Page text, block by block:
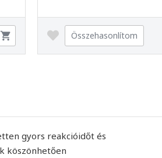
Összehasonlítom
gyors reakcióidőt és
köszönhetően